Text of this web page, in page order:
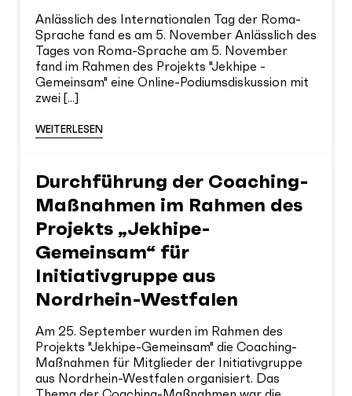
Anlässlich des Internationalen Tag der Roma-
Sprache fand es am 5. November Anlässlich des
Tages von Roma-Sprache am 5. November
fand im Rahmen des Projekts "Jekhipe -
Gemeinsam" eine Online-Podiumsdiskussion mit
zwei [...]
WEITERLESEN
Durchführung der Coaching-
Maßnahmen im Rahmen des
Projekts „Jekhipe-
Gemeinsam“ für
Initiativgruppe aus
Nordrhein-Westfalen
Am 25. September wurden im Rahmen des
Projekts "Jekhipe-Gemeinsam" die Coaching-
Maßnahmen für Mitglieder der Initiativgruppe
aus Nordrhein-Westfalen organisiert. Das